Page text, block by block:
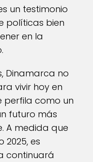
un testimonio
políticas bien
en la
Dinamarca no
vivir hoy en
perfila como un
futuro más
A medida que
es
continuará